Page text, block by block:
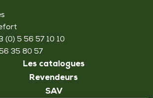
(0) 5 56 57 10 10
35 80 57
Les catalogues
Revendeurs
SAV